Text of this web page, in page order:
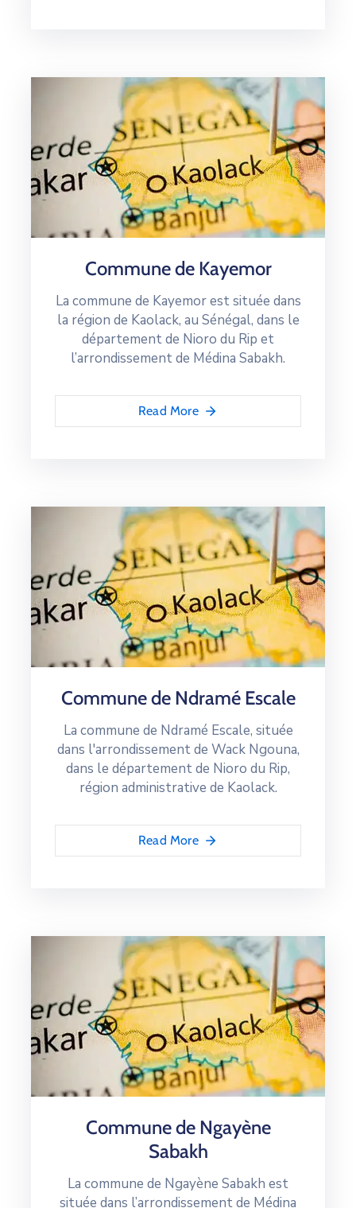
Commune de Kayemor
La commune de Kayemor est située dans
la région de Kaolack, au Sénégal, dans le
département de Nioro du Rip et
l’arrondissement de Médina Sabakh.
Read More
Commune de Ndramé Escale
La commune de Ndramé Escale, située
dans l'arrondissement de Wack Ngouna,
dans le département de Nioro du Rip,
région administrative de Kaolack.
Read More
Commune de Ngayène
Sabakh
La commune de Ngayène Sabakh est
située dans l’arrondissement de Médina